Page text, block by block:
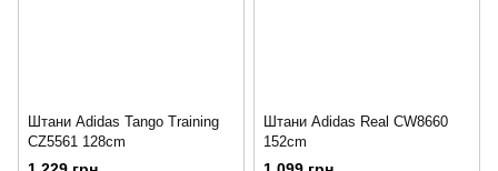
Штани Adidas Tango Training
CZ5561 128cm
Штани Adidas Real CW8660
152cm